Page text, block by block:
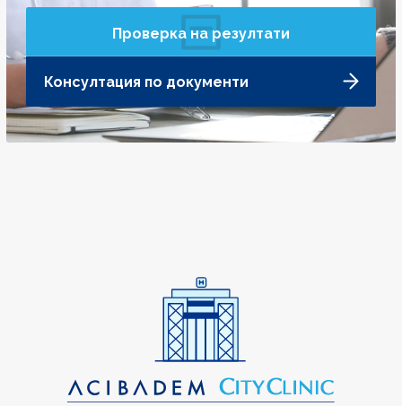
Проверка на резултати
Консултация по документи